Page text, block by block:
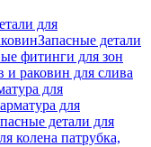
для
Запасные детали
фитинги для зон
раковин для слива
для
для
детали для
колена патрубка,